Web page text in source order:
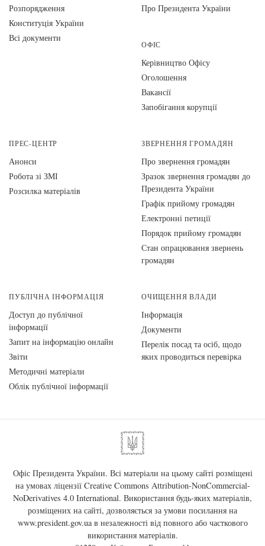
Розпорядження
Конституція України
Всі документи
Про Президента України
ОФІС
Керівництво Офісу
Оголошення
Вакансії
Запобігання корупції
ПРЕС-ЦЕНТР
Анонси
Робота зі ЗМІ
Розсилка матеріалів
ЗВЕРНЕННЯ ГРОМАДЯН
Про звернення громадян
Зразок звернення громадян до
Президента України
Графік прийому громадян
Електронні петиції
Порядок прийому громадян
Стан опрацювання звернень
громадян
ПУБЛІЧНА ІНФОРМАЦІЯ
Доступ до публічної
інформації
Запит на інформацію онлайн
Звіти
Методичні матеріали
Облік публічної інформації
ОЧИЩЕННЯ ВЛАДИ
Інформація
Документи
Перелік посад та осіб, щодо
яких проводиться перевірка
Офіс Президента України. Всі матеріали на цьому сайті розміщені
на умовах ліцензії Creative Commons Attribution-NonCommercial-
NoDerivatives 4.0 International. Використання будь-яких матеріалів,
розміщених на сайті, дозволяється за умови посилання на
www.president.gov.uaв незалежності від повного або часткового
використання матеріалів.